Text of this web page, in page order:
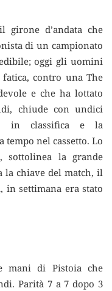
girone d’andata che
di un campionato
oggi gli uomini
contro una The
e che ha lottato
chiude con undici
in classifica e la
nel cassetto. Lo
sottolinea la grande
la chiave del match, il
in settimana era stato
mani di Pistoia che
Parità 7 a 7 dopo 3